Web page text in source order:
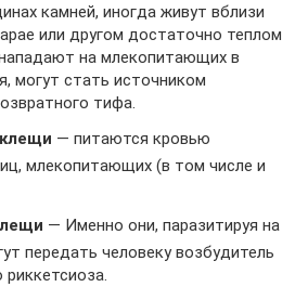
камней, иногда живут вблизи
или другом достаточно теплом
на млекопитающих в
могут стать источником
тифа.
— питаются кровью
млекопитающих (в том числе и
— Именно они, паразитируя на
передать человеку возбудитель